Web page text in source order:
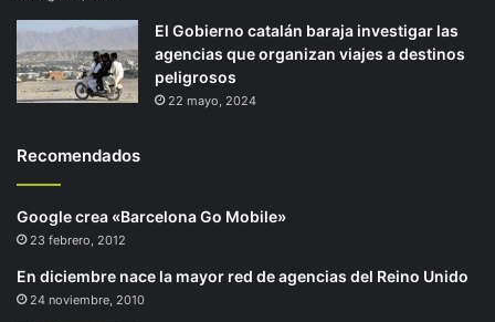
El Gobierno catalán baraja investigar las
agencias que organizan viajes a destinos
peligrosos
22 mayo, 2024
Recomendados
Google crea «Barcelona Go Mobile»
23 febrero, 2012
En diciembre nace la mayor red de agencias del Reino Unido
24 noviembre, 2010